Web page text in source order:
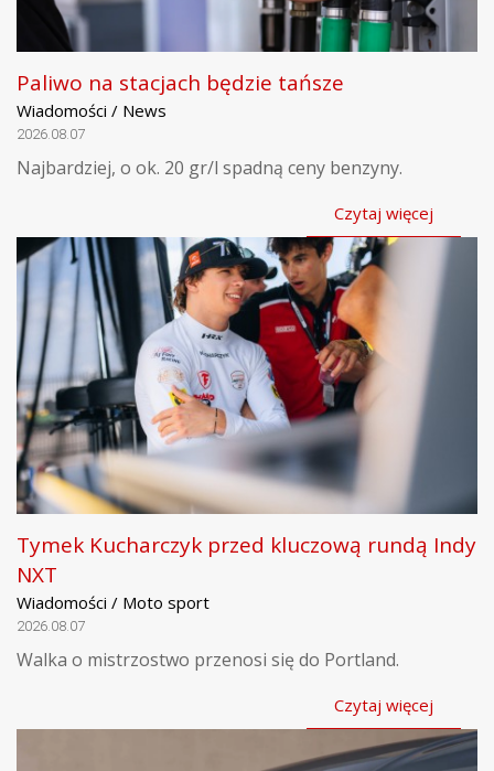
Paliwo na stacjach będzie tańsze
Wiadomości / News
2026.08.07
Najbardziej, o ok. 20 gr/l spadną ceny benzyny.
Czytaj więcej
Tymek Kucharczyk przed kluczową rundą Indy
NXT
Wiadomości / Moto sport
2026.08.07
Walka o mistrzostwo przenosi się do Portland.
Czytaj więcej